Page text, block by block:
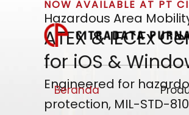
Beranda
NOW AVAILABLE AT PT
Hazardous Area
ATEX & IECEx
for iOS &
Engineered for
protection, MIL-STD-